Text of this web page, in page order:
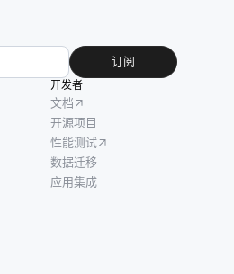
订阅
开发者
文档
开源项目
性能测试
数据迁移
应用集成